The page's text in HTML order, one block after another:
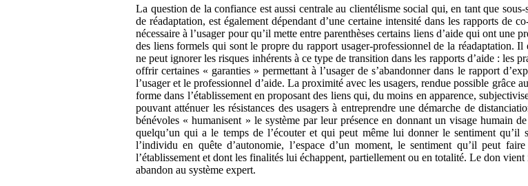
La question de la confiance est aussi centrale au clientélisme social qui, en tant que
de réadaptation, est également dépendant d’une certaine intensité dans les rapports de
nécessaire à l’usager pour qu’il mette entre parenthèses certains liens d’aide qui ont
des liens formels qui sont le propre du rapport usager-professionnel de la réadaptation.
ne peut ignorer les risques inhérents à ce type de transition dans les rapports d’aide : les
offrir certaines « garanties » permettant à l’usager de s’abandonner dans le rapport
l’usager et le professionnel d’aide. La proximité avec les usagers, rendue possible grâce
forme dans l’établissement en proposant des liens qui, du moins en apparence,
pouvant atténuer les résistances des usagers à entreprendre une démarche de
bénévoles « humanisent » le système par leur présence en donnant un visage humain
quelqu’un qui a le temps de l’écouter et qui peut même lui donner le sentiment qu’il
l’individu en quête d’autonomie, l’espace d’un moment, le sentiment qu’il peut
l’établissement et dont les finalités lui échappent, partiellement ou en totalité. Le don
abandon au système expert.